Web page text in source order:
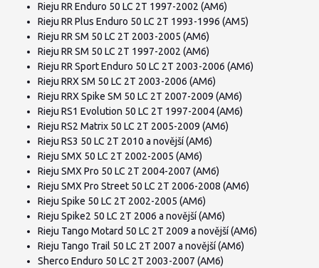
Rieju RR Enduro 50 LC 2T 1997-2002 (AM6)
Rieju RR Plus Enduro 50 LC 2T 1993-1996 (AM5)
Rieju RR SM 50 LC 2T 2003-2005 (AM6)
Rieju RR SM 50 LC 2T 1997-2002 (AM6)
Rieju RR Sport Enduro 50 LC 2T 2003-2006 (AM6)
Rieju RRX SM 50 LC 2T 2003-2006 (AM6)
Rieju RRX Spike SM 50 LC 2T 2007-2009 (AM6)
Rieju RS1 Evolution 50 LC 2T 1997-2004 (AM6)
Rieju RS2 Matrix 50 LC 2T 2005-2009 (AM6)
Rieju RS3 50 LC 2T 2010 a novější (AM6)
Rieju SMX 50 LC 2T 2002-2005 (AM6)
Rieju SMX Pro 50 LC 2T 2004-2007 (AM6)
Rieju SMX Pro Street 50 LC 2T 2006-2008 (AM6)
Rieju Spike 50 LC 2T 2002-2005 (AM6)
Rieju Spike2 50 LC 2T 2006 a novější (AM6)
Rieju Tango Motard 50 LC 2T 2009 a novější (AM6)
Rieju Tango Trail 50 LC 2T 2007 a novější (AM6)
Sherco Enduro 50 LC 2T 2003-2007 (AM6)